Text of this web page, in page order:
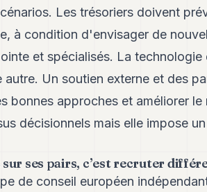
Les trésoriers doivent
à condition d'envisager de
et spécialisés. La technologie
Un soutien externe et des
bonnes approches et améliorer
décisionnels mais elle impose
sur ses pairs, c’est recruter
de conseil européen